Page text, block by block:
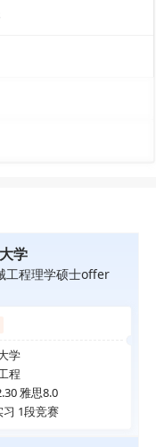
学
工程理学硕士offer
学
程
雅思8.0
习 1段竞赛